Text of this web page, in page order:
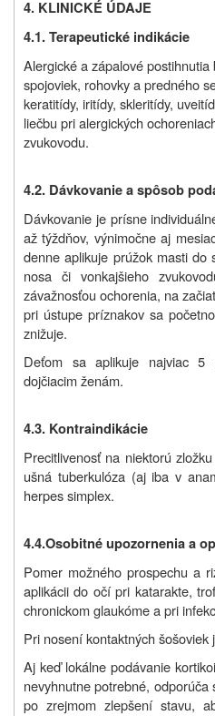
4. KLINICKÉ ÚDAJE
4.1. Terapeutické indikácie
Alergické a zápalové
spojoviek, rohovky a predného
keratitídy, iritídy, skleritídy,
liečbu pri alergických
zvukovodu.
4.2. Dávkovanie a spôsob
Dávkovanie je prísne
až týždňov, výnimočne aj
denne aplikuje prúžok masti do
nosa či vonkajšieho
závažnosťou ochorenia, na
pri ústupe príznakov sa
znižuje.
Deťom sa aplikuje najviac 5
dojčiacim ženám.
4.3. Kontraindikácie
Precitlivenosť na niektorú
ušná tuberkulóza (aj iba v
herpes simplex.
4.4.Osobitné upozornenia a
Pomer možného prospechu a
aplikácii do očí pri katarakte,
chronickom glaukóme a pri
Pri nosení kontaktných šošoviek
Aj keď lokálne podávanie
nevyhnutne potrebné,
po zrejmom zlepšení stavu,